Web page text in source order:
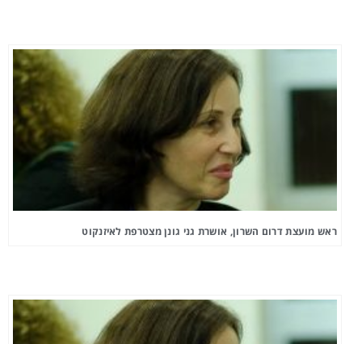
ראש מועצת דרום השרון, אושרת גני גונן מצטרפת לאיזנקוט